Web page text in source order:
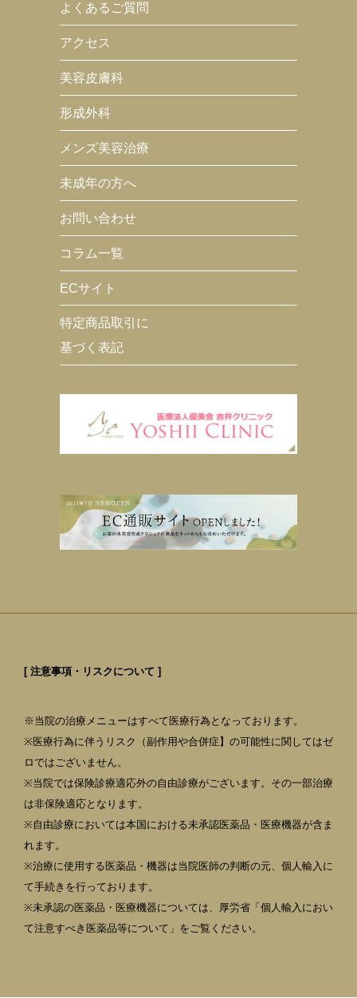
よくあるご質問
アクセス
美容皮膚科
形成外科
メンズ美容治療
未成年の方へ
お問い合わせ
コラム一覧
ECサイト
特定商品取引に
基づく表記
[ 注意事項・リスクについて ]
※当院の治療メニューはすべて医療行為となっております。
※医療行為に伴うリスク（副作用や合併症】の可能性に関してはゼ
ロではございません。
※当院では保険診療適応外の自由診療がございます。その一部治療
は非保険適応となります。
※自由診療においては本国における未承認医薬品・医療機器が含ま
れます。
※治療に使用する医薬品・機器は当院医師の判断の元、個人輸入に
て手続きを行っております。
※未承認の医薬品・医療機器については、厚労省「個人輸入におい
て注意すべき医薬品等について」をご覧ください。